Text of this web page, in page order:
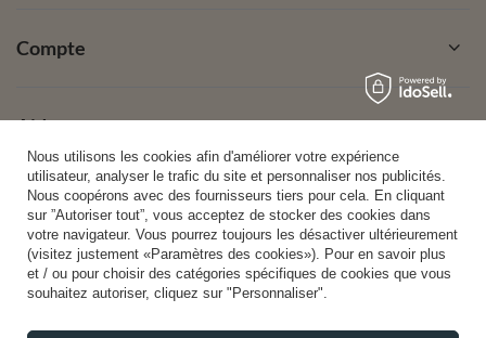
Compte
Aide
Info
Nous utilisons les cookies afin d'améliorer votre expérience
utilisateur, analyser le trafic du site et personnaliser nos publicités.
Nous coopérons avec des fournisseurs tiers pour cela. En cliquant
sur ”Autoriser tout”, vous acceptez de stocker des cookies dans
votre navigateur. Vous pourrez toujours les désactiver ultérieurement
(visitez justement «Paramètres des cookies»). Pour en savoir plus
et / ou pour choisir des catégories spécifiques de cookies que vous
souhaitez autoriser, cliquez sur "Personnaliser".